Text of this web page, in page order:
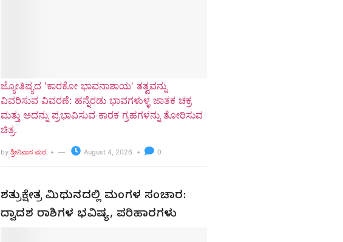
ಜ್ಯೋತಿಷ್ಯದ 'ಕಾರಕೋ ಭಾವನಾಶಾಯ' ತತ್ವವನ್ನು
ವಿವರಿಸುವ ವಿವರಣೆ: ಹನ್ನೆರಡು ಭಾವಗಳುಳ್ಳ ಜಾತಕ ಚಕ್ರ
ಮತ್ತು ಅದನ್ನು ಪ್ರಭಾವಿಸುವ ಕಾರಕ ಗ್ರಹಗಳನ್ನು ತೋರಿಸುವ
ಚಿತ್ರ.
by ಶ್ರೀನಿವಾಸ ಮಠ August 4, 2026 0
ಶತ್ರುಕ್ಷೇತ್ರ ಮಿಥುನದಲ್ಲಿ ಮಂಗಳ ಸಂಚಾರ:
ದ್ವಾದಶ ರಾಶಿಗಳ ಭವಿಷ್ಯ, ಪರಿಹಾರಗಳು